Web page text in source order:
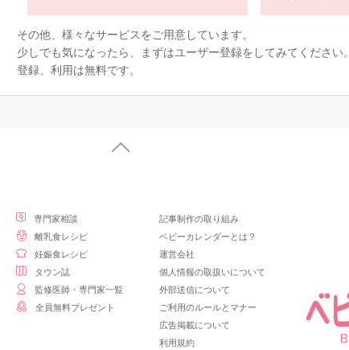
その他、様々なサービスをご用意しています。
少しでも気になったら、まずはユーザー登録をしてみてください。
登録、利用は無料です。
専門家相談
離乳食レシピ
妊娠食レシピ
タウン誌
監修医師・専門家一覧
全員無料プレゼント
記事制作の取り組み
ベビーカレンダーとは？
運営会社
個人情報の取扱いについて
外部送信について
ご利用のルールとマナー
広告掲載について
利用規約